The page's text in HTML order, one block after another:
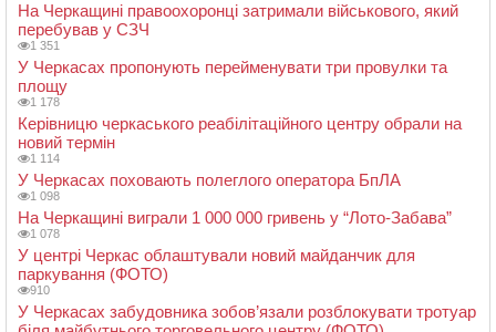
На Черкащині правоохоронці затримали військового, який
перебував у СЗЧ
1 351
У Черкасах пропонують перейменувати три провулки та
площу
1 178
Керівницю черкаського реабілітаційного центру обрали на
новий термін
1 114
У Черкасах поховають полеглого оператора БпЛА
1 098
На Черкащині виграли 1 000 000 гривень у “Лото-Забава”
1 078
У центрі Черкас облаштували новий майданчик для
паркування (ФОТО)
910
У Черкасах забудовника зобов’язали розблокувати тротуар